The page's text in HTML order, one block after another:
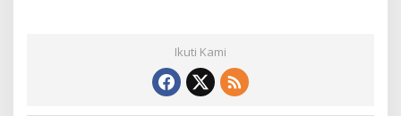
Ikuti Kami